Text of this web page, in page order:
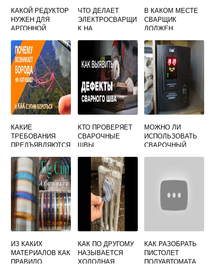
КАКОЙ РЕДУКТОР
НУЖЕН ДЛЯ
АРГОННОЙ
ЧТО ДЕЛАЕТ
ЭЛЕКТРОСВАРЩИ
К НА
ПОЛУАВТОМАТИЧ
ЕСКИХ МАШИНАХ
В КАКОМ МЕСТЕ
СВАРЩИК
ДОЛЖЕН
ТРУБЫ
КАКИЕ
ТРЕБОВАНИЯ
ПРЕДЪЯВЛЯЮТСЯ
ИСПОЛЬЗУЕМОЙ
ПРИ СВАРКЕ
ЗАХЛЕСТОВ
ТРУБОПРОВОДОВ
КТО ПРОВЕРЯЕТ
СВАРОЧНЫЕ
ШВЫ
МОЖНО ЛИ
ИСПОЛЬЗОВАТЬ
СВАРОЧНЫЙ
ИЗ КАКИХ
МАТЕРИАЛОВ КАК
ПРАВИЛО
КАК ПО ДРУГОМУ
НАЗЫВАЕТСЯ
ХОЛОДНАЯ
КАК РАЗОБРАТЬ
ПИСТОЛЕТ
ПОЛУАВТОМАТА